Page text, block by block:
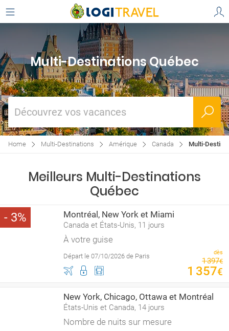
Multi-Destinations Québec
Découvrez vos vacances
Home Multi-Destinations Amérique Canada Multi-
Meilleurs Multi-Destinations
Québec
3 Montréal, New York et Miami
Canada et États-Unis, 11 jours
À votre guise
Départ le 07/10/2026 de Paris dès
1397€
1 357€
New York, Chicago, Ottawa et Montréal
États-Unis et Canada, 14 jours
Nombre de nuits sur mesure